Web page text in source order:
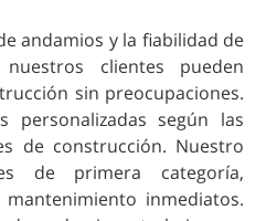
andamios y la fiabilidad de
nuestros clientes pueden
sin preocupaciones.
personalizadas según las
de construcción. Nuestro
de primera categoría,
inmediatos.